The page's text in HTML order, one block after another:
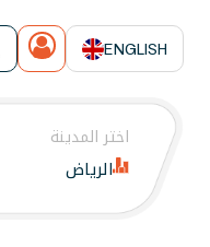
ENGLISH
اختر المدينة
الرياض